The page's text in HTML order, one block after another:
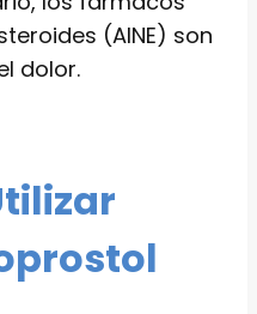
(AINE) son
dolor.